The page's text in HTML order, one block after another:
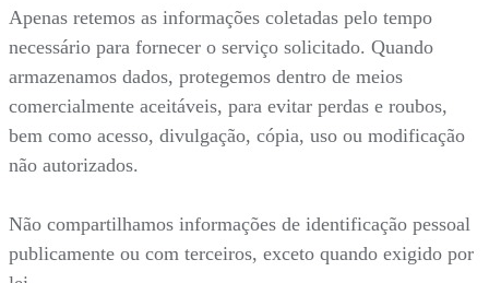
Apenas retemos as informações coletadas pelo tempo
necessário para fornecer o serviço solicitado. Quando
armazenamos dados, protegemos dentro de meios
comercialmente aceitáveis, para evitar perdas e roubos,
bem como acesso, divulgação, cópia, uso ou modificação
não autorizados.
Não compartilhamos informações de identificação pessoal
publicamente ou com terceiros, exceto quando exigido por